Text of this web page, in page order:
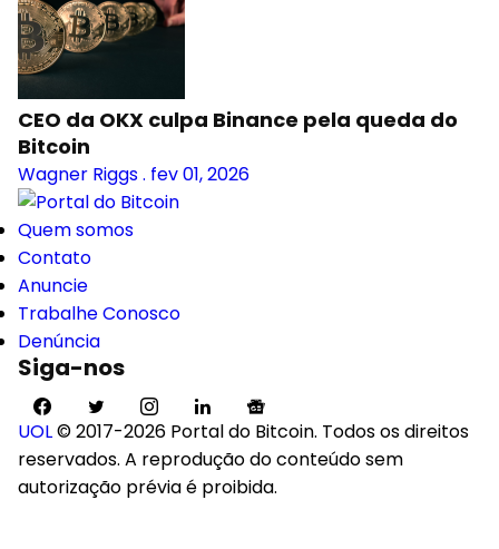
CEO da OKX culpa Binance pela queda do
Bitcoin
Wagner Riggs. fev 01, 2026
Quem somos
Contato
Anuncie
Trabalhe Conosco
Denúncia
Siga-nos
UOL© 2017-2026 Portal do Bitcoin. Todos os direitos
reservados. A reprodução do conteúdo sem
autorização prévia é proibida.